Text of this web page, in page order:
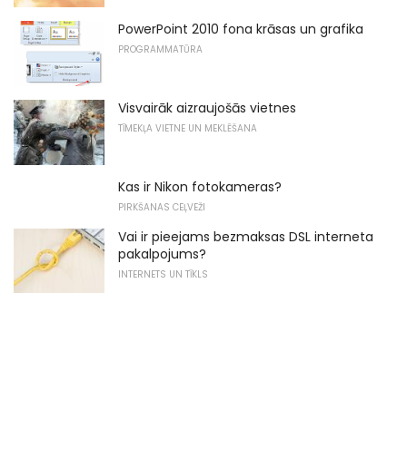
PowerPoint 2010 fona krāsas un grafika
PROGRAMMATŪRA
Visvairāk aizraujošās vietnes
TĪMEKĻA VIETNE UN MEKLĒŠANA
Kas ir Nikon fotokameras?
PIRKŠANAS CEĻVEŽI
Vai ir pieejams bezmaksas DSL interneta
pakalpojums?
INTERNETS UN TĪKLS